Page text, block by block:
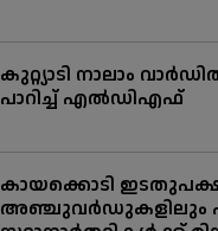
കുറ്റ്യാടി നാലാം
പാറിച്ച് എൽഡിഎഫ്
കായക്കൊടി
അഞ്ചുവർഡുകളിലും